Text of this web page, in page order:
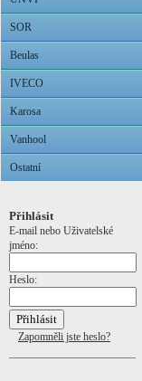
SOR
Beulas
IVECO
Karosa
Vanhool
Ostatní
Přihlásit
E-mail nebo Uživatelské
jméno:
Heslo:
Zapomněli jste heslo?